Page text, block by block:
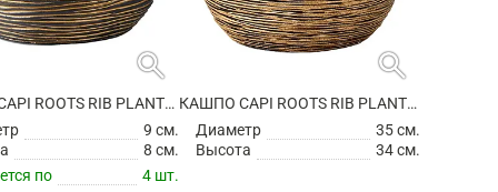
search
КАШПО CAPI ROOTS RIB PLANTER BALL BLACK GOLD
9 см.
8 см.
по
4 шт.
search
КАШПО CAPI ROOTS RIB PLANTER BALL BLACK GOLD
Диаметр
35 см.
Высота
34 см.